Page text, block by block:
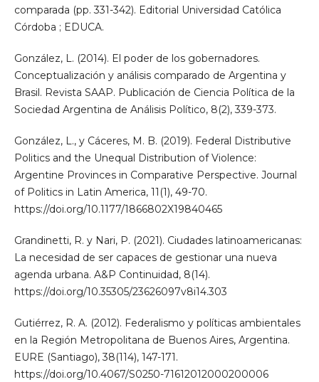
comparada (pp. 331-342). Editorial Universidad Católica
Córdoba ; EDUCA.
González, L. (2014). El poder de los gobernadores.
Conceptualización y análisis comparado de Argentina y
Brasil. Revista SAAP. Publicación de Ciencia Política de la
Sociedad Argentina de Análisis Político, 8(2), 339-373.
González, L., y Cáceres, M. B. (2019). Federal Distributive
Politics and the Unequal Distribution of Violence:
Argentine Provinces in Comparative Perspective. Journal
of Politics in Latin America, 11(1), 49-70.
https://doi.org/10.1177/1866802X19840465
Grandinetti, R. y Nari, P. (2021). Ciudades latinoamericanas:
La necesidad de ser capaces de gestionar una nueva
agenda urbana. A&P Continuidad, 8(14).
https://doi.org/10.35305/23626097v8i14.303
Gutiérrez, R. A. (2012). Federalismo y políticas ambientales
en la Región Metropolitana de Buenos Aires, Argentina.
EURE (Santiago), 38(114), 147-171.
https://doi.org/10.4067/S0250-71612012000200006